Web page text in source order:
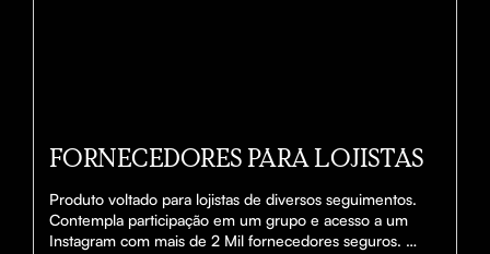
FORNECEDORES PARA LOJISTAS
Produto voltado para lojistas de diversos seguimentos.
Contempla participação em um grupo e acesso a um
Instagram com mais de 2 Mil fornecedores seguros.